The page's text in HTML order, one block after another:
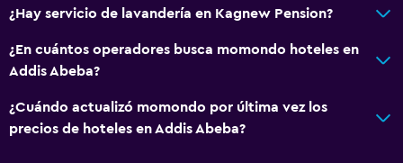
¿Hay servicio de lavandería en Kagnew Pension?
¿En cuántos operadores busca momondo hoteles en
Addis Abeba?
¿Cuándo actualizó momondo por última vez los
precios de hoteles en Addis Abeba?